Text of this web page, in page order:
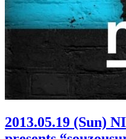
2013.05.19 (Sun)